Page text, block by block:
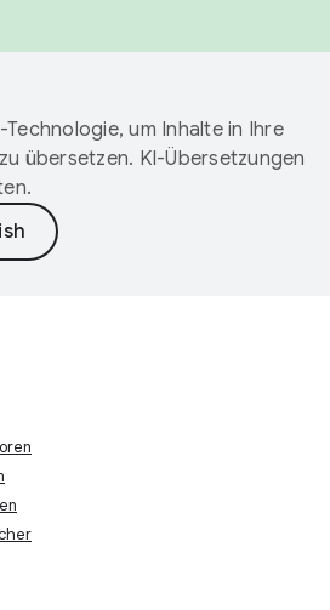
um Inhalte in Ihre
übersetzen. KI-Übersetzungen